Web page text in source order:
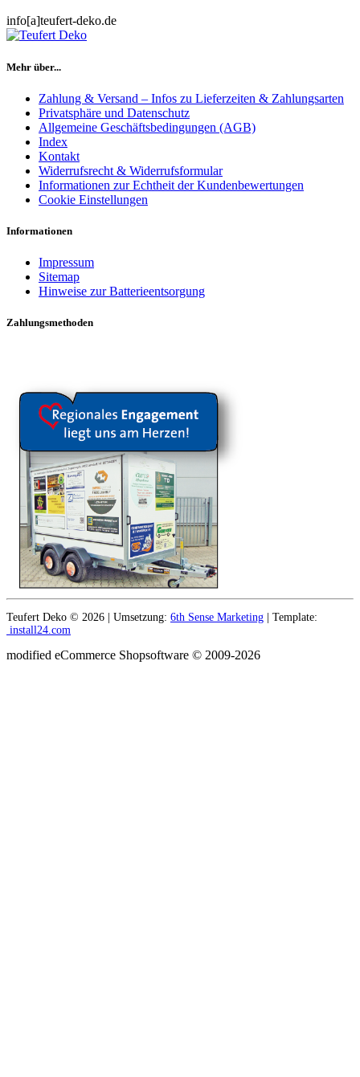
info[a]teufert-deko.de
Mehr über...
Zahlung & Versand – Infos zu Lieferzeiten & Zahlungsarten
Privatsphäre und Datenschutz
Allgemeine Geschäftsbedingungen (AGB)
Index
Kontakt
Widerrufsrecht & Widerrufsformular
Informationen zur Echtheit der Kundenbewertungen
Cookie Einstellungen
Informationen
Impressum
Sitemap
Hinweise zur Batterieentsorgung
Zahlungsmethoden
Teufert Deko © 2026 | Umsetzung: 6th Sense Marketing | Template:
install24.com
modified eCommerce Shopsoftware © 2009-2026